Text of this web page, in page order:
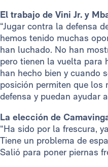
El trabajo de Vini Jr. y
“Jugar contra la defensa
hemos tenido muchas
han luchado. No han
pero tienen la vuelta para
han hecho bien y cuando
posición permiten que los
defensa y puedan ayudar
La elección de
“Ha sido por la frescura,
Tiene un problema de
Salió para poner piernas